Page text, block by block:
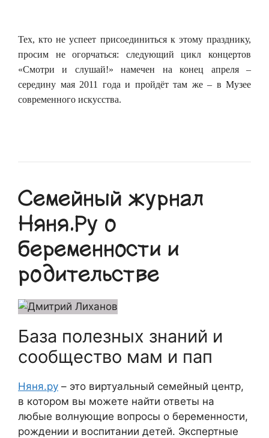
Тех, кто не успеет присоединиться к этому празднику,
просим не огорчаться: следующий цикл концертов
«Смотри и слушай!» намечен на конец апреля –
середину мая 2011 года и пройдёт там же – в Музее
современного искусства.
Семейный журнал
Няня.Ру о
беременности и
родительстве
База полезных знаний и
сообщество мам и пап
Няня.ру – это виртуальный семейный центр,
в котором вы можете найти ответы на
любые волнующие вопросы о беременности,
рождении и воспитании детей. Экспертные